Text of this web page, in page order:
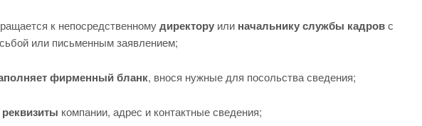
к непосредственномудиректору или начальнику службы кадровс
или письменным заявлением;
фирменный бланк, внося нужные для посольства сведения;
реквизиты компании, адрес и контактные сведения;